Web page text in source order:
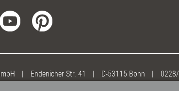
| Endenicher Str. 41 | D-53115 Bonn |